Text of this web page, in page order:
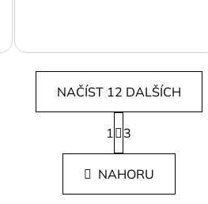
O
v
l
á
NAČÍST 12 DALŠÍCH
S
t
r
n
k
1 3
NAHORU